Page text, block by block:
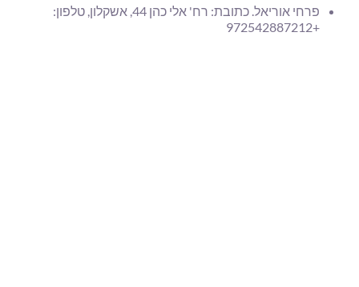
פרחי אוריאל. כתובת: רח' אלי כהן 44, אשקלון, טלפון:
+972542887212